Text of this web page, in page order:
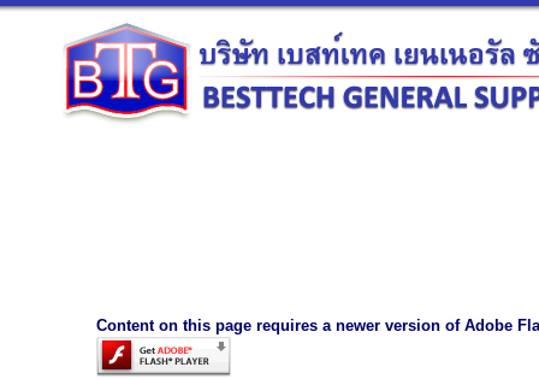
Content on this page requires a newer version of Adobe